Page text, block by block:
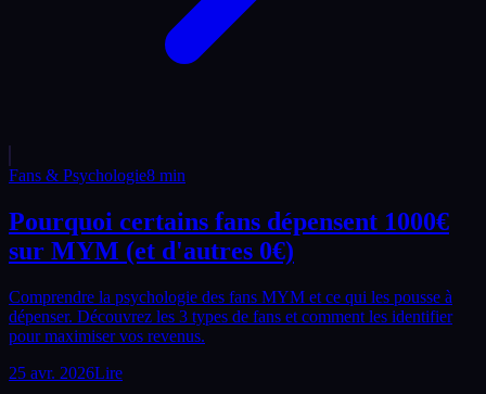
Fans & Psychologie8 min
Pourquoi certains fans dépensent 1000€
sur MYM (et d'autres 0€)
Comprendre la psychologie des fans MYM et ce qui les pousse à
dépenser. Découvrez les 3 types de fans et comment les identifier
pour maximiser vos revenus.
25 avr. 2026Lire